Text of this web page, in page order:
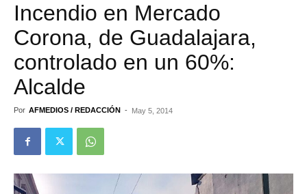
Incendio en Mercado
Corona, de Guadalajara,
controlado en un 60%:
Alcalde
Por AFMEDIOS / REDACCIÓN - May 5, 2014